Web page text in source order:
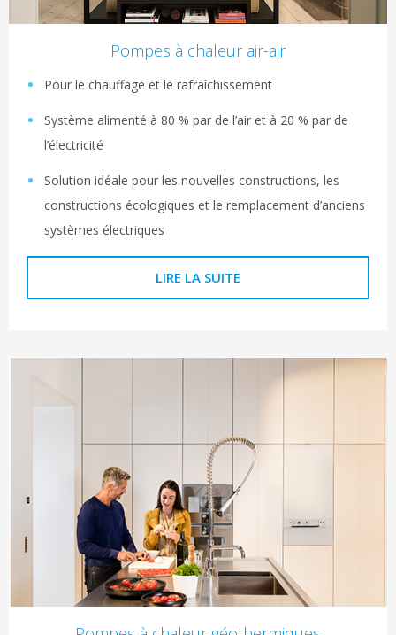
Pompes à chaleur air-air
Pour le chauffage et le rafraîchissement
Système alimenté à 80 % par de l’air et à 20 % par de
l’électricité
Solution idéale pour les nouvelles constructions, les
constructions écologiques et le remplacement d’anciens
systèmes électriques
LIRE LA SUITE